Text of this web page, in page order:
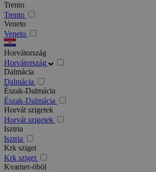
Trento
Trento
Veneto
Veneto
Horvátország
Horvátország
Dalmácia
Dalmácia
Észak-Dalmácia
Észak-Dalmácia
Horvát szigetek
Horvát szigetek
Isztria
Isztria
Krk sziget
Krk sziget
Kvarner-öböl